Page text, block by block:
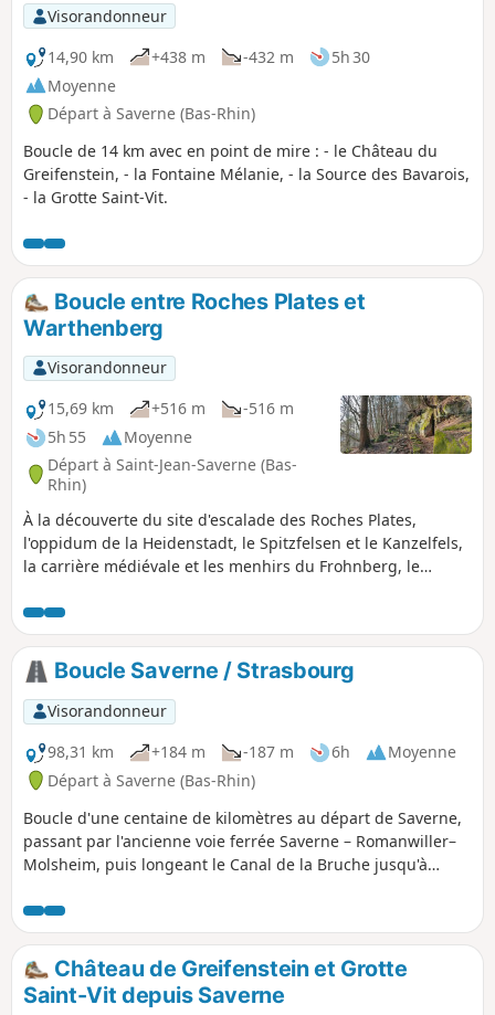
Visorandonneur
14,90 km
+438 m -432 m
5h 30
Moyenne
Départ à Saverne (Bas-Rhin)
Boucle de 14 km avec en point de mire : - le Château du
Greifenstein, - la Fontaine Mélanie, - la Source des Bavarois,
- la Grotte Saint-Vit.
Boucle entre Roches Plates et
Warthenberg
Visorandonneur
15,69 km
+516 m
-516 m
5h 55
Moyenne
Départ à Saint-Jean-Saverne (Bas-
Rhin)
À la découverte du site d'escalade des Roches Plates,
l'oppidum de la Heidenstadt, le Spitzfelsen et le Kanzelfels,
la carrière médiévale et les menhirs du Frohnberg, le
voie romaine, le Wasserfallfelsen, la Grotte des Fées, le
Rond des Sorcières et la Chapelle Saint-Michel. Beaux
points de vue sur les Vosges du Nord et la plaine d'Alsace.
Boucle Saverne / Strasbourg
Visorandonneur
98,31 km
+184 m -187 m 6h
Moyenne
Départ à Saverne (Bas-Rhin)
Boucle d'une centaine de kilomètres au départ de Saverne,
passant par l'ancienne voie ferrée Saverne – Romanwiller–
Molsheim, puis longeant le Canal de la Bruche jusqu'à
Rhin.
Château de Greifenstein et Grotte
Saint-Vit depuis Saverne